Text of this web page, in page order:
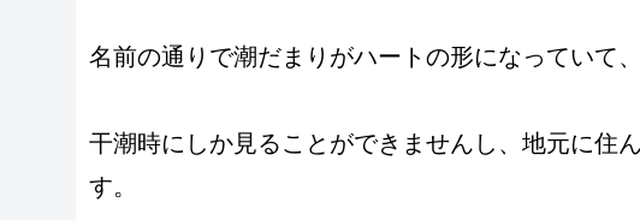
名前の通りで潮だまりがハートの形になっていて
干潮時にしか見ることができませんし、地元に住
す。